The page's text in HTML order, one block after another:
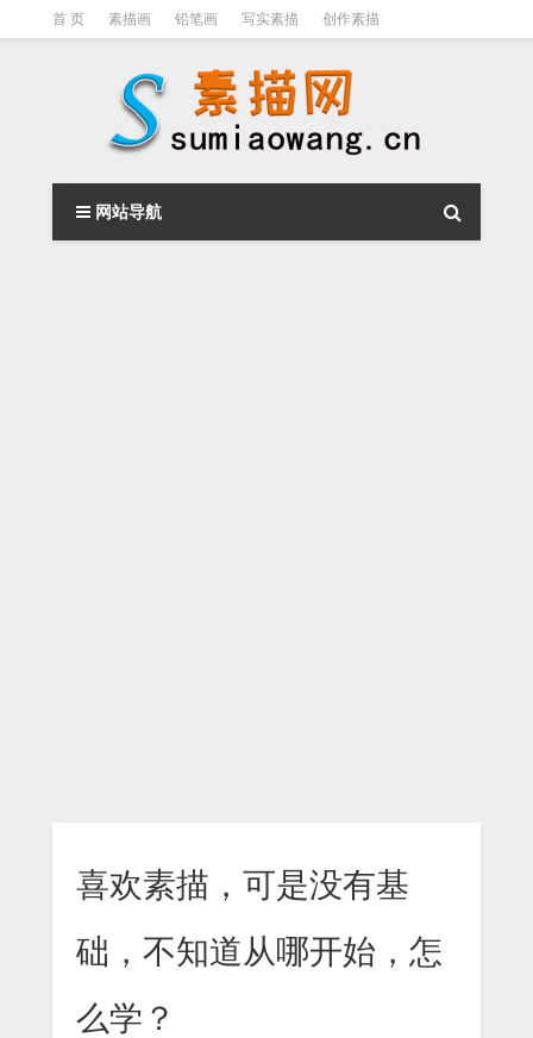
首 页 素描画 铅笔画 写实素描 创作素描
素描视频教程
网站导航
喜欢素描，可是没有基
础，不知道从哪开始，怎
么学？